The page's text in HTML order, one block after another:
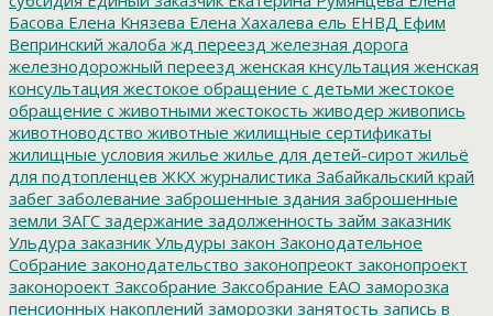
Басова Елена Князева Елена Хахалева ель ЕНВД Ефим
Вепринский жалоба жд переезд железная дорога
железнодорожный переезд женская кнсультация женская
консультация жестокое обращение с детьми жестокое
обращение с животными жестокость живодер живопись
животноводство животные жилищные сертификаты
жилищные условия жилье жилье для детей-сирот жильё
для подтопленцев ЖКХ журналистика Забайкальский край
забег заболевание заброшенные здания заброшенные
земли ЗАГС задержание задолженность займ заказник
Ульдура заказник Ульдуры закон Законодательное
Собрание законодательство законопреокт законопроект
законороект Заксобрание Заксобрание ЕАО заморозка
пенсионных накоплений заморозки занятость запись в